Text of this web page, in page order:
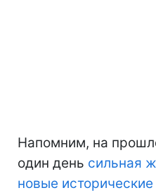
Напомним, на
один день сильная
новые